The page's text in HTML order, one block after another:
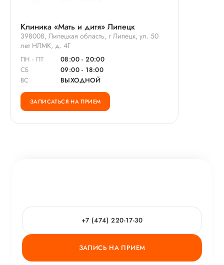
Клиника «Мать и дитя» Липецк
398008, Липецкая область, г Липецк, ул. 50
лет НЛМК, д. 4Г
ПН - ПТ
08:00 - 20:00
СБ
09:00 - 18:00
ВС
ВЫХОДНОЙ
ЗАПИСАТЬСЯ НА ПРИЕМ
+7 (474) 220-17-30
ЗАПИСЬ НА ПРИЕМ